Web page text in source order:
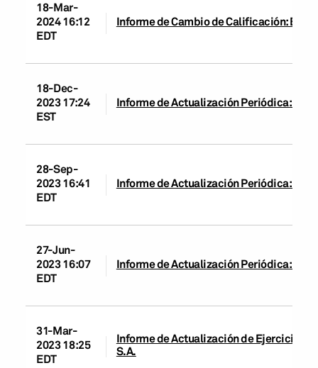
18-Mar-
2024 16:12
EDT
Informe de Cambio de Calificación:
18-Dec-
2023 17:24
EST
Informe de Actualización Periódica:
28-Sep-
2023 16:41
EDT
Informe de Actualización Periódica:
27-Jun-
2023 16:07
EDT
Informe de Actualización Periódica:
31-Mar-
2023 18:25
EDT
Informe de Actualización de Ejercicio y
S.A.